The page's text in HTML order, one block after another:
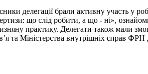
делегації брали активну участь у
що слід робити, а що - ні»,
практику. Делегати також мали
та Міністерства внутрішніх справ